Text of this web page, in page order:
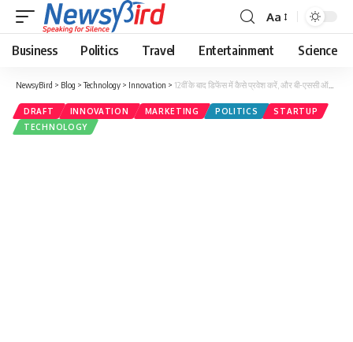
Aa
Business Politics Travel Entertainment Science
NewsyBird > Blog >Technology > Innovation > 12वीं के बाद डिफेंस में कैसे प्रवेश करें, और बी‑एससी ऑनर्स के साथ मशरूम खेती कैसे शुरू करें?
DRAFT INNOVATION MARKETING POLITICS
STARTUP
TECHNOLOGY